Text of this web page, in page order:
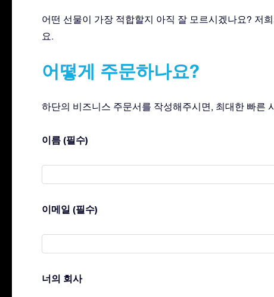
어떤 선물이 가장 적합할지 아직 잘 모르시겠나요? 저
요.
어떻게 주문하나요?
하단의 비즈니스 주문서를 작성해주시면, 최대한 빠른
이름 (필수)
이메일 (필수)
너의 회사